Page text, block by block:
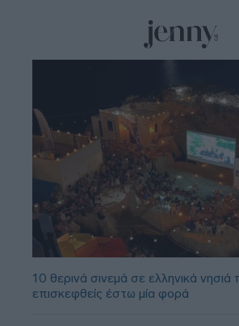
10 θερινά σινεμά σε ελληνικά νησιά
επισκεφθείς έστω μία φορά